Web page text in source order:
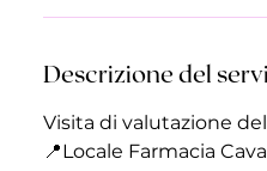
Descrizione del
Visita di valutazione
📍Locale Farmacia